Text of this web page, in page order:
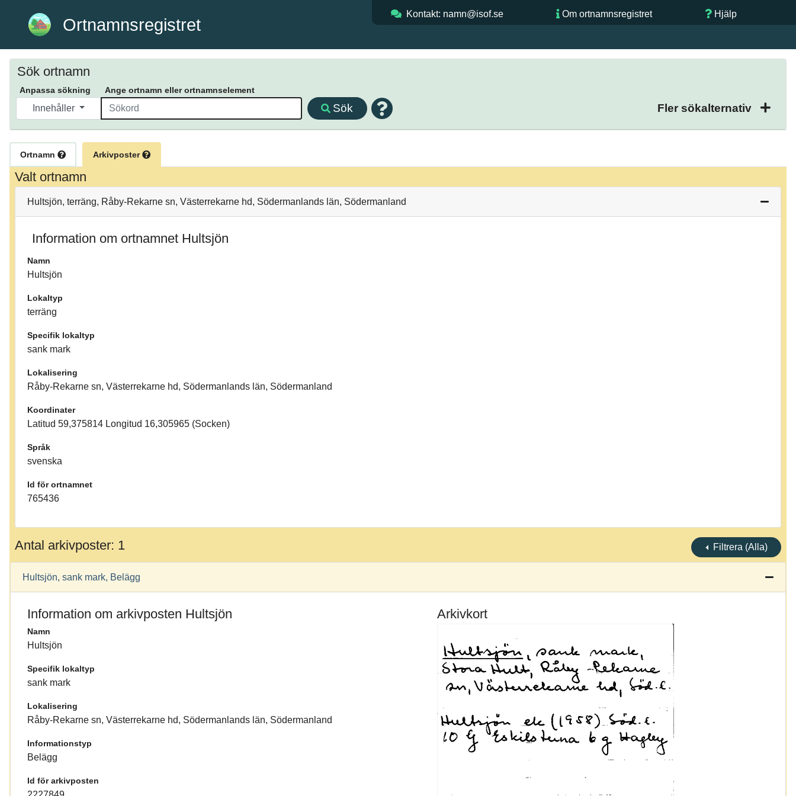
Ortnamnsregistret
Kontakt: namn@isof.se Om ortnamnsregistret Hjälp
Sök ortnamn
Anpassa sökning Ange ortnamn eller ortnamnselement
Innehåller Sök Fler sökalternativ
Ortnamn Arkivposter
Valt ortnamn
Hultsjön, terräng, Råby-Rekarne sn, Västerrekarne hd, Södermanlands län, Södermanland
Information om ortnamnet Hultsjön
Namn
Hultsjön
Lokaltyp
terräng
Specifik lokaltyp
sank mark
Lokalisering
Råby-Rekarne sn, Västerrekarne hd, Södermanlands län, Södermanland
Koordinater
Latitud 59,375814 Longitud 16,305965 (Socken)
Språk
svenska
Id för ortnamnet
765436
Antal arkivposter: 1 Filtrera (Alla)
Hultsjön, sank mark, Belägg
Information om arkivposten Hultsjön
Namn
Hultsjön
Specifik lokaltyp
sank mark
Lokalisering
Råby-Rekarne sn, Västerrekarne hd, Södermanlands län, Södermanland
Informationstyp
Belägg
Id för arkivposten
Arkivkort